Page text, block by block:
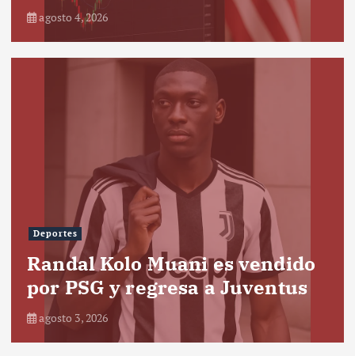
agosto 4, 2026
Deportes
Randal Kolo Muani es vendido
por PSG y regresa a Juventus
agosto 3, 2026